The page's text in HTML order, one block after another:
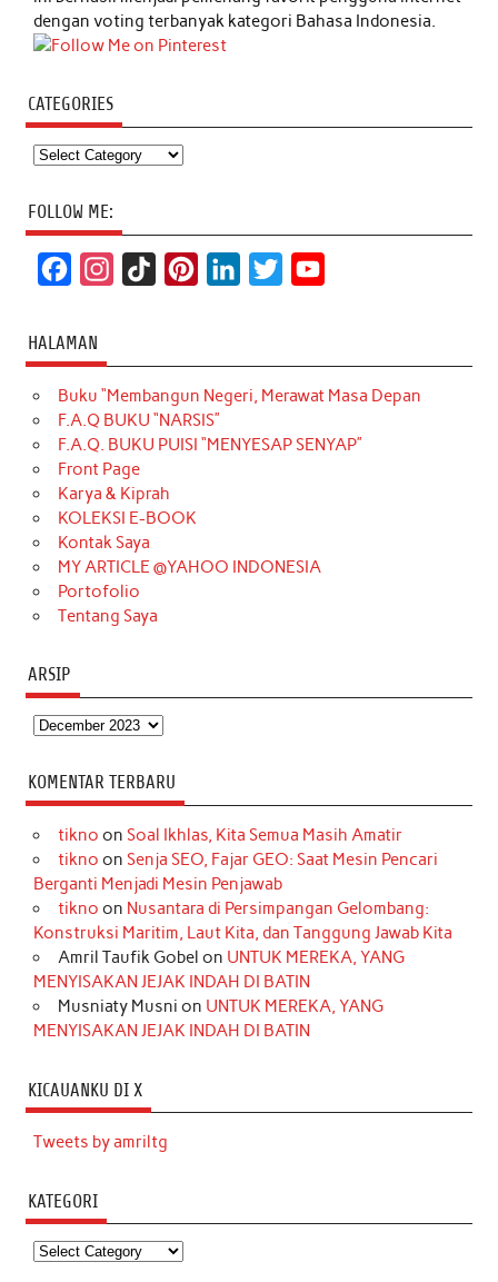
dengan voting terbanyak kategori Bahasa Indonesia.
CATEGORIES
Categories
FOLLOW ME:
c
e
b
o
o
k
t
a
g
r
a
m
T
o
k
t
e
r
k
e
d
t
t
e
T
u
b
HALAMAN
Buku “Membangun Negeri, Merawat Masa Depan
F.A.Q BUKU “NARSIS”
F.A.Q. BUKU PUISI “MENYESAP SENYAP”
Front Page
Karya & Kiprah
KOLEKSI E-BOOK
Kontak Saya
MY ARTICLE @YAHOO INDONESIA
Portofolio
Tentang Saya
ARSIP
Arsip
KOMENTAR TERBARU
tikno on Soal Ikhlas, Kita Semua Masih Amatir
tikno on Senja SEO, Fajar GEO: Saat Mesin Pencari
Berganti Menjadi Mesin Penjawab
tikno on Nusantara di Persimpangan Gelombang:
Konstruksi Maritim, Laut Kita, dan Tanggung Jawab Kita
Amril Taufik Gobel on UNTUK MEREKA, YANG
MENYISAKAN JEJAK INDAH DI BATIN
Musniaty Musni on UNTUK MEREKA, YANG
MENYISAKAN JEJAK INDAH DI BATIN
KICAUANKU DI X
Tweets by amriltg
KATEGORI
Kategori